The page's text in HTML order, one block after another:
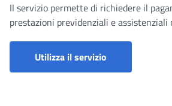
Il servizio permette di richiedere il
prestazioni previdenziali e assistenziali
Utilizza il servizio